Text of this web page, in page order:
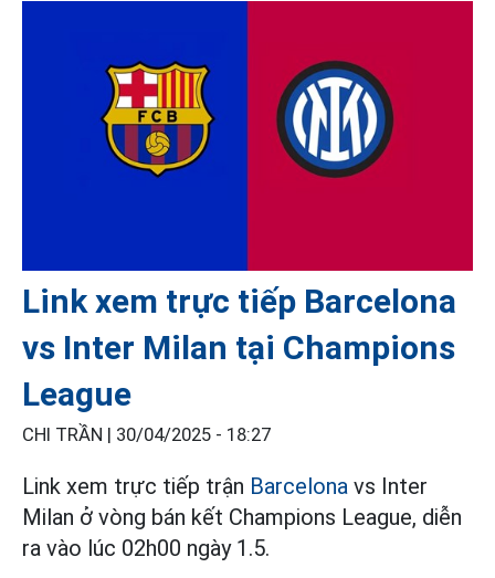
Link xem trực tiếp Barcelona
vs Inter Milan tại Champions
League
CHI TRẦN | 30/04/2025 - 18:27
Link xem trực tiếp trận Barcelona vs Inter
Milan ở vòng bán kết Champions League, diễn
ra vào lúc 02h00 ngày 1.5.